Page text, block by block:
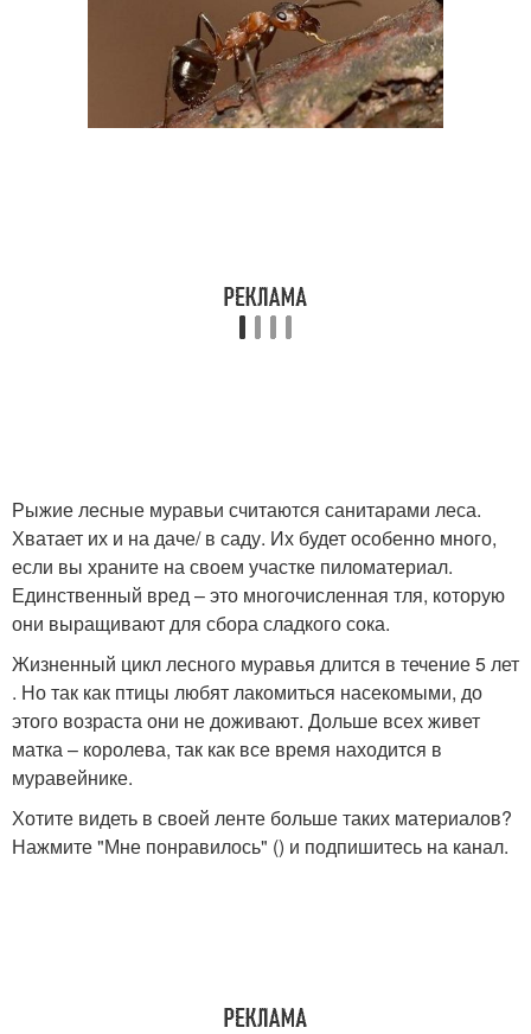
Рыжие лесные муравьи считаются санитарами леса.
Хватает их и на даче/ в саду. Их будет особенно много,
если вы храните на своем участке пиломатериал.
Единственный вред – это многочисленная тля, которую
они выращивают для сбора сладкого сока.
Жизненный цикл лесного муравья длится в течение 5 лет
. Но так как птицы любят лакомиться насекомыми, до
этого возраста они не доживают. Дольше всех живет
матка – королева, так как все время находится в
муравейнике.
Хотите видеть в своей ленте больше таких материалов?
Нажмите "Мне понравилось" () и подпишитесь на канал.